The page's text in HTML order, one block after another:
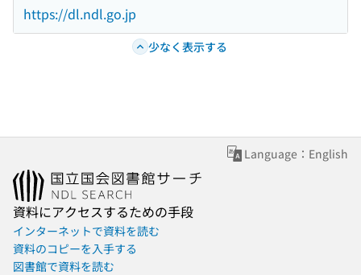
https://dl.ndl.go.jp
少なく表示する
Language：English
資料にアクセスするための手段
インターネットで資料を読む
資料のコピーを入手する
図書館で資料を読む